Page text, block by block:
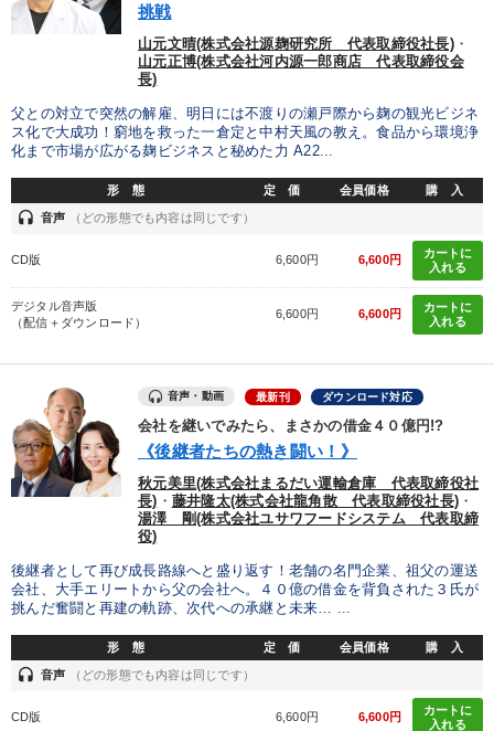
歴史に学ぶ
モノづくり
資産保全
※「更新」を押すと「タグ・キーワード」を更新いただけます。
挑戦
山元文晴(株式会社源麹研究所 代表取締役社長)・
山元正博(株式会社河内源一郎商店 代表取締役会
長)
父との対立で突然の解雇、明日には不渡りの瀬戸際から麹の観光ビジネ
ス化で大成功！窮地を救った一倉定と中村天風の教え。食品から環境浄
化まで市場が広がる麹ビジネスと秘めた力 A22...
形 態 定 価 会員価格 購 入
headset 音声 （どの形態でも内容は同じです）
CD版 6,600円 6,600円
カートに
入れる
デジタル音声版
（配信＋ダウンロード）
6,600円 6,600円
カートに
入れる
音声・動画 最新刊 ダウンロード対応
会社を継いでみたら、まさかの借金４０億円!?
《後継者たちの熱き闘い！》
秋元美里(株式会社まるだい運輸倉庫 代表取締役社
長) ・ 藤井隆太(株式会社龍角散 代表取締役社長) ・
湯澤 剛(株式会社ユサワフードシステム 代表取締
役)
後継者として再び成長路線へと盛り返す！老舗の名門企業、祖父の運送
会社、大手エリートから父の会社へ。４０億の借金を背負された３氏が
挑んだ奮闘と再建の軌跡、次代への承継と未来… ...
形 態 定 価 会員価格 購 入
headset 音声 （どの形態でも内容は同じです）
CD版 6,600円 6,600円
カートに
入れる